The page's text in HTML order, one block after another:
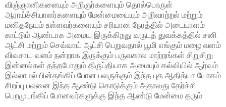
விஞ்ஞானிகளையும் அறிஞர்களையும் தொல்பொருள்
ஆராய்ச்சியாளர்களையும் மேன்மையையும் அறிவாற்றல் மற்றும்
மனிதநேயம் உள்ளவர்களையும் சரியான நேரத்தில் அடையாளம்
காட்டும் ஆண்டாக அமைய இருக்கிறது வருடத் துவக்கத்தில் சனி
ஆட்சி மற்றும் செவ்வாய் ஆட்சி பெறுவதால் பூமி எங்கும் மழை வளம்
விவசாய வளம் நன்றாக இருக்கும் பருவகால மாற்றங்கள் சிறுசிறு
இன்னல்கள் தந்தபோதும் திருப்தியாக அமையும் கல்வியில் ஆர்வம்
இல்லாமல் பின்தங்கிப் போன பலருக்கும் இந்த புத ஆதித்யா யோகம்
சிறப்பு பலனை இந்த ஆண்டு கொடுக்கும் அதாவது தேர்ச்சி
பெறமுடங்கிப் போனவர்களுக்கு இந்த ஆண்டு மேன்மை தரும்